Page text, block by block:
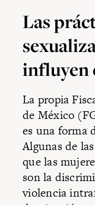
Las
influyen
La propia
de México
es una forma
Algunas de
que las
son la
violencia